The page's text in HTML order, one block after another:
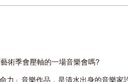
術季會壓軸的一場音樂會嗎?
力」音樂作品，是清水出身的音樂